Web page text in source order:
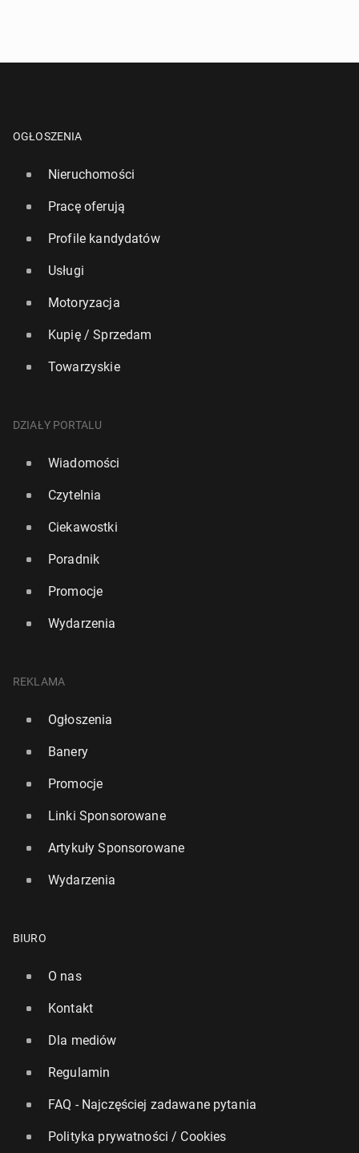
OGŁOSZENIA
Nieruchomości
Pracę oferują
Profile kandydatów
Usługi
Motoryzacja
Kupię / Sprzedam
Towarzyskie
DZIAŁY PORTALU
Wiadomości
Czytelnia
Ciekawostki
Poradnik
Promocje
Wydarzenia
REKLAMA
Ogłoszenia
Banery
Promocje
Linki Sponsorowane
Artykuły Sponsorowane
Wydarzenia
BIURO
O nas
Kontakt
Dla mediów
Regulamin
FAQ - Najczęściej zadawane pytania
Polityka prywatności / Cookies